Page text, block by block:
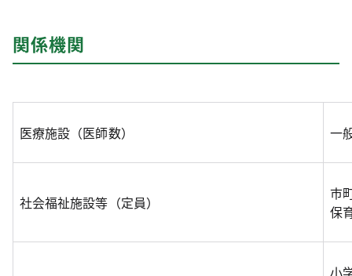
関係機関
医療施設（医師数） 一
社会福祉施設等（定員）
市
保
小